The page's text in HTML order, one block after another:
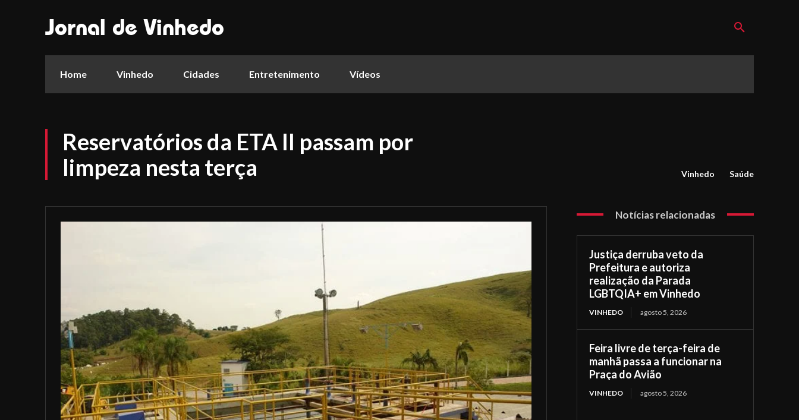
Jornal de Vinhedo
Home Vinhedo Cidades Entretenimento Vídeos
Reservatórios da ETA II passam por
limpeza nesta terça
Vinhedo Saúde
Notícias relacionadas
Justiça derruba veto da
Prefeitura e autoriza
realização da Parada
LGBTQIA+ em Vinhedo
VINHEDO agosto 5, 2026
Feira livre de terça-feira de
manhã passa a funcionar na
Praça do Avião
VINHEDO agosto 5, 2026